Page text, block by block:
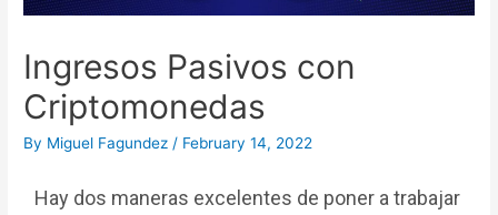
Ingresos Pasivos con
Criptomonedas
By Miguel Fagundez / February 14, 2022
Hay dos maneras excelentes de poner a trabajar